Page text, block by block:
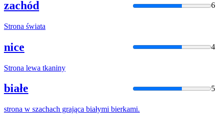
zachód 6
Strona świata
nice 4
Strona lewa tkaniny
białe 5
strona w szachach grająca białymi bierkami.